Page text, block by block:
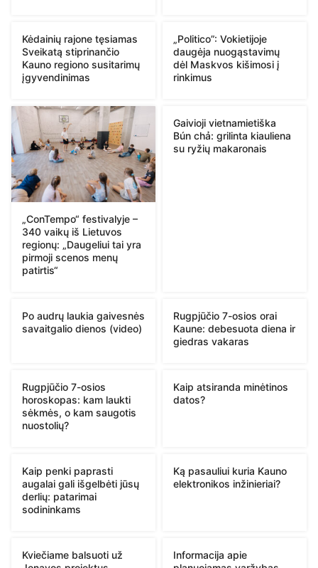
Kėdainių rajone tęsiamas
Sveikatą stiprinančio
Kauno regiono susitarimų
įgyvendinimas
„Politico”: Vokietijoje
daugėja nuogąstavimų
dėl Maskvos kišimosi į
rinkimus
„ConTempo“ festivalyje –
340 vaikų iš Lietuvos
regionų: „Daugeliui tai yra
pirmoji scenos menų
patirtis“
Gaivioji vietnamietiška
Bún chả: grilinta kiauliena
su ryžių makaronais
Po audrų laukia gaivesnės
savaitgalio dienos (video)
Rugpjūčio 7-osios orai
Kaune: debesuota diena ir
giedras vakaras
Rugpjūčio 7-osios
horoskopas: kam laukti
sėkmės, o kam saugotis
nuostolių?
Kaip atsiranda minėtinos
datos?
Kaip penki paprasti
augalai gali išgelbėti jūsų
derlių: patarimai
sodininkams
Ką pasauliui kuria Kauno
elektronikos inžinieriai?
Kviečiame balsuoti už
Informacija apie